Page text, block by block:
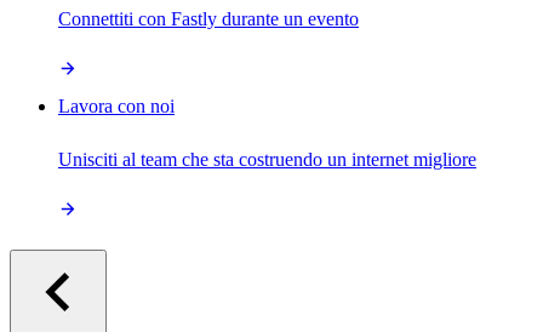
Connettiti con Fastly durante un evento
Lavora con noi
Unisciti al team che sta costruendo un internet migliore